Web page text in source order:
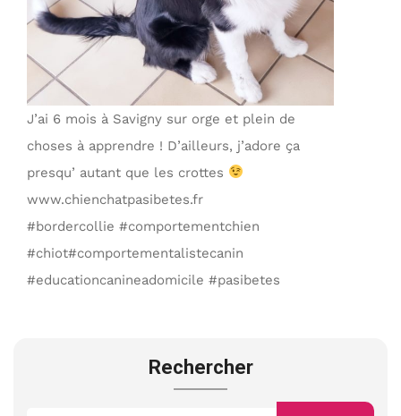
J’ai 6 mois à Savigny sur orge et plein de
choses à apprendre ! D’ailleurs, j’adore ça
presqu’ autant que les crottes
www.chienchatpasibetes.fr
#bordercollie #comportementchien
#chiot#comportementalistecanin
#educationcanineadomicile #pasibetes
Rechercher